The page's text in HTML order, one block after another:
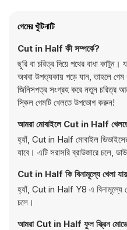
গেমের খুঁটিনাটি
Cut in Half কী সম্পর্কে?
ছুরি বা চরিত্র দিয়ে পথের বাধা
অথবা উপত্যকায় পড়ে যান, তাহলে গেম
জিনিসপত্র সংগ্রহ করে নতুন
স্কিল গেমটি খেলতে উপভোগ করুন!
আমরা মোবাইলে Cut in Half
হ্যাঁ, Cut in Half মোবাইল ডিভাইসের
যাবে। এটি সরাসরি ব্রাউজারে চলে,
Cut in Half কি বিনামূল্যে খেলা
হ্যাঁ, Cut in Half Y8 এ বিনামূল্যে
চলে।
আমরা Cut in Half ফুল স্ক্রিন মোডে